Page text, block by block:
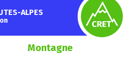
ALPES
Montagne